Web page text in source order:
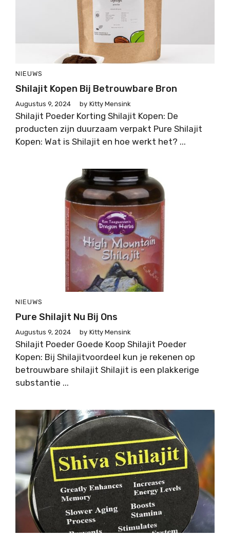
NIEUWS
Shilajit Kopen Bij Betrouwbare Bron
Augustus 9, 2024 by Kitty Mensink
Shilajit Poeder Korting Shilajit Kopen: De
producten zijn duurzaam verpakt Pure Shilajit
Kopen: Wat is Shilajit en hoe werkt het? ...
NIEUWS
Pure Shilajit Nu Bij Ons
Augustus 9, 2024 by Kitty Mensink
Shilajit Poeder Goede Koop Shilajit Poeder
Kopen: Bij Shilajitvoordeel kun je rekenen op
betrouwbare shilajit Shilajit is een plakkerige
substantie ...